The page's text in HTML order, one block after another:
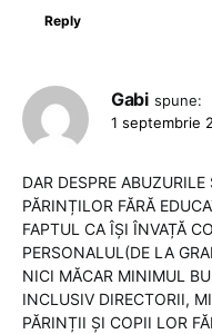
Reply
Gabi spune:
1 septembrie
DAR DESPRE
PĂRINȚILOR FĂRĂ
FAPTUL CA ÎȘI ÎNVAȚĂ
PERSONALUL(DE LA
NICI MĂCAR MINIMUL
INCLUSIV DIRECTORII,
PĂRINȚII ȘI COPII LOR